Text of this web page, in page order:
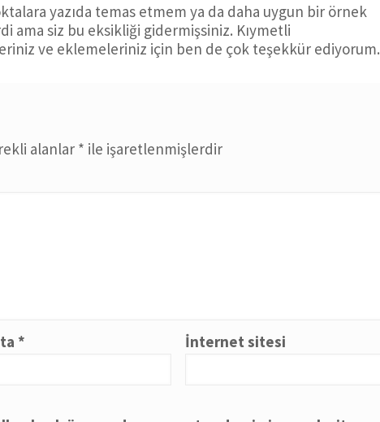
yazıda temas etmem ya da daha uygun bir örnek
ama siz bu eksikliği gidermişsiniz. Kıymetli
ve eklemeleriniz için ben de çok teşekkür ediyorum.
alanlar * ile işaretlenmişlerdir
* İnternet sitesi